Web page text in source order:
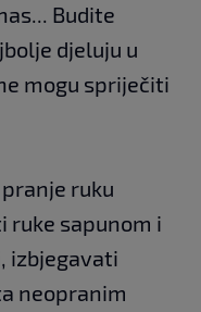
Budite
djeluju u
mogu spriječiti
ruku
ruke sapunom i
izbjegavati
neopranim